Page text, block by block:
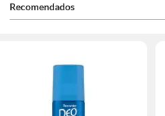
Recomendados